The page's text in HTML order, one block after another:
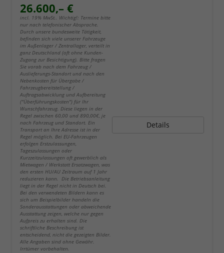
26.600,– €
incl. 19% MwSt.. Wichtig!: Termine bitte
nur nach telefonischer Absprache.
Durch unsere bundesweite Tätigkeit,
befinden sich viele unserer Fahrzeuge
im Außenlager / Zentrallager, verteilt in
ganz Deutschland (oft ohne Kunden-
Zugang zur Besichtigung). Bitte fragen
Sie vorab nach dem Fahrzeug /
Auslieferungs-Standort und nach den
Nebenkosten für Übergabe /
Fahrzeugbereitstellung /
Auftragsabwicklung und Aufbereitung
("Überführungskosten") für Ihr
Wunschfahrzeug. Diese liegen in der
Regel zwischen 60,00 und 890,00€, je
nach Fahrzeug und Standort. Ein
Transport an Ihre Adresse ist in der
Regel möglich. Bei EU-Fahrzeugen
erfolgen Erstzulassungen,
Tageszulassungen oder
Kurzzeitzulassungen oft gewerblich als
Mietwagen / Werkstatt Ersatzwagen, was
den ersten HU/AU Zeitraum auf 1 Jahr
reduzieren kann. Die Betriebsanleitung
liegt in der Regel nicht in Deutsch bei.
Bei den verwendeten Bildern kann es
sich um Beispielbilder handeln die
Sonderausstattungen oder abweichende
Ausstattung zeigen, welche nur gegen
Aufpreis zu erhalten sind. Die
schriftliche Beschreibung ist
entscheidend, nicht die gezeigten Bilder.
Alle Angaben sind ohne Gewähr.
Irrtümer vorbehalten.
Details